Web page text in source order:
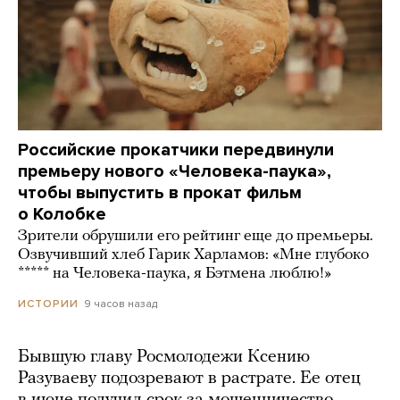
Российские прокатчики передвинули
премьеру нового «Человека-паука»,
чтобы выпустить в прокат фильм
о Колобке
Зрители обрушили его рейтинг еще до премьеры.
Озвучивший хлеб Гарик Харламов: «Мне глубоко
***** на Человека-паука, я Бэтмена люблю!»
ИСТОРИИ 9 часов назад
Бывшую главу Росмолодежи Ксению
Разуваеву подозревают в растрате. Ее отец